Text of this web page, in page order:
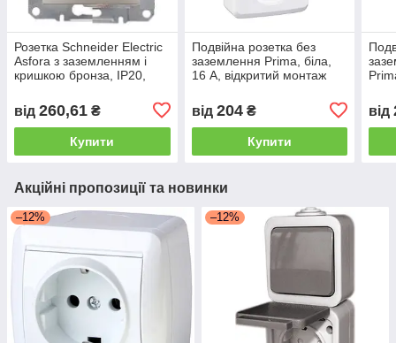
Розетка Schneider Electric
Asfora з заземленням і
кришкою бронза, IP20,
від 260,61 ₴
Купити
Подвійна розетка без
заземлення Prima, біла,
16 A, відкритий монтаж
від 204₴
Купити
від
Акційні пропозиції та новинки
–12% –12%